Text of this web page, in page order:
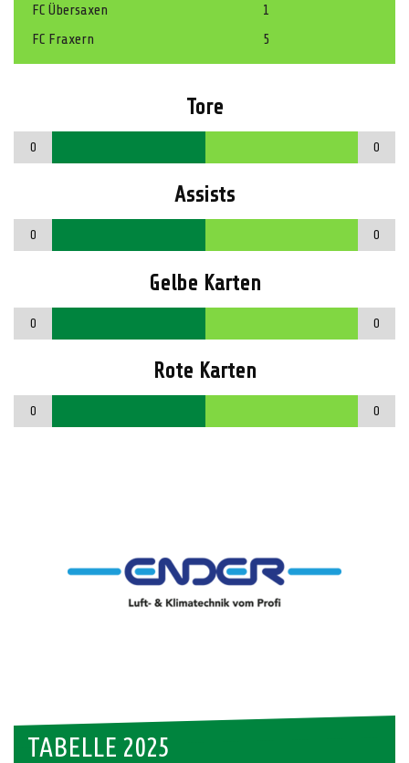
FC Übersaxen
1
FC Fraxern
5
Tore
0 0
Assists
0 0
Gelbe Karten
0 0
Rote Karten
0 0
TABELLE 2025